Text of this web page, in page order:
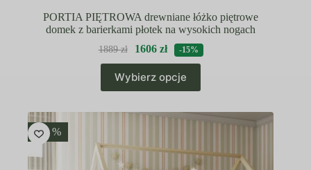
PORTIA PIĘTROWA drewniane łóżko piętrowe
domek z barierkami płotek na wysokich nogach
1889zł 1606 zł -15%
Wybierz opcje
produkt
ma
wariantów.
wybrać
-15 %